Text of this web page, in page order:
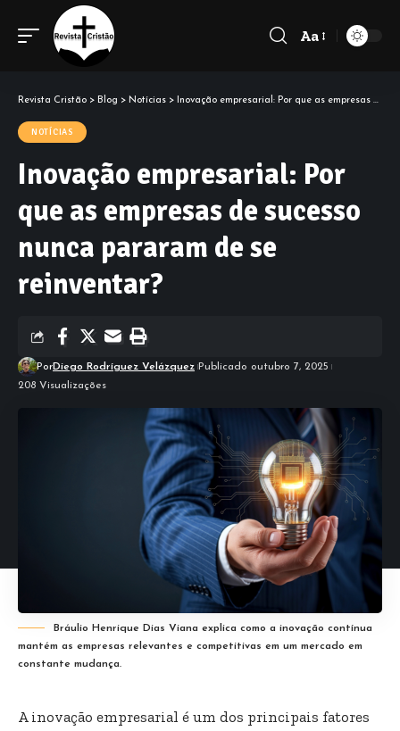
Font
Aa
Revista Cristão > Blog > Notícias > Inovação empresarial: Por que as empresas de sucesso nunca pararam de se reinventar?
NOTÍCIAS
Inovação empresarial: Por
que as empresas de sucesso
nunca pararam de se
reinventar?
PorDiego Rodríguez Velázquez Publicado outubro 7, 2025
208 Visualizações
Bráulio Henrique Dias Viana explica como a inovação contínua
mantém as empresas relevantes e competitivas em um mercado em
constante mudança.
A inovação empresarial é um dos principais fatores